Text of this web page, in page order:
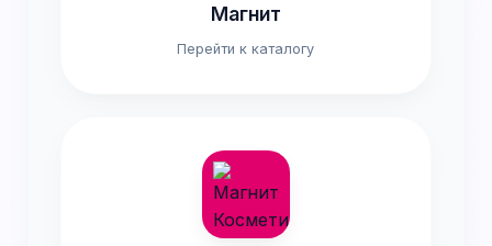
Магнит
Перейти к каталогу